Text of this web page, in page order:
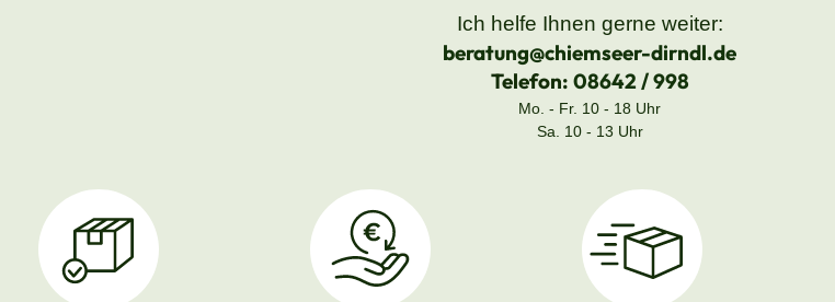
Ich helfe Ihnen gerne weiter:
beratung@chiemseer-dirndl.de
Telefon: 08642 / 998
Mo. - Fr. 10 - 18 Uhr
Sa. 10 - 13 Uhr